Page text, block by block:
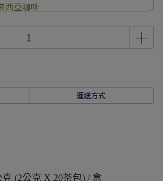
西亞咖啡
運送方式
(2公克 X 20茶包) / 盒